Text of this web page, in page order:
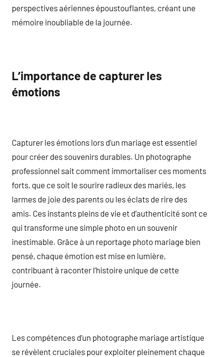
perspectives aériennes époustouflantes, créant une
mémoire inoubliable de la journée.
L’importance de capturer les
émotions
Capturer les émotions lors d’un mariage est essentiel
pour créer des souvenirs durables. Un photographe
professionnel sait comment immortaliser ces moments
forts, que ce soit le sourire radieux des mariés, les
larmes de joie des parents ou les éclats de rire des
amis. Ces instants pleins de vie et d’authenticité sont ce
qui transforme une simple photo en un souvenir
inestimable. Grâce à un reportage photo mariage bien
pensé, chaque émotion est mise en lumière,
contribuant à raconter l’histoire unique de cette
journée.
Les compétences d’un photographe mariage artistique
se révèlent cruciales pour exploiter pleinement chaque